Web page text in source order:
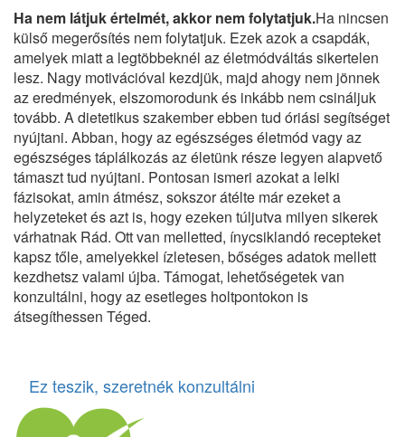
Ha nem látjuk értelmét, akkor nem folytatjuk.Ha nincsen
külső megerősítés nem folytatjuk. Ezek azok a csapdák,
amelyek miatt a legtöbbeknél az életmódváltás sikertelen
lesz. Nagy motivációval kezdjük, majd ahogy nem jönnek
az eredmények, elszomorodunk és inkább nem csináljuk
tovább. A dietetikus szakember ebben tud óriási segítséget
nyújtani. Abban, hogy az egészséges életmód vagy az
egészséges táplálkozás az életünk része legyen alapvető
támaszt tud nyújtani. Pontosan ismeri azokat a lelki
fázisokat, amin átmész, sokszor átélte már ezeket a
helyzeteket és azt is, hogy ezeken túljutva milyen sikerek
várhatnak Rád. Ott van melletted, ínycsiklandó recepteket
kapsz tőle, amelyekkel ízletesen, bőséges adatok mellett
kezdhetsz valami újba. Támogat, lehetőségetek van
konzultálni, hogy az esetleges holtpontokon is
átsegíthessen Téged.
Ez teszik, szeretnék konzultálni